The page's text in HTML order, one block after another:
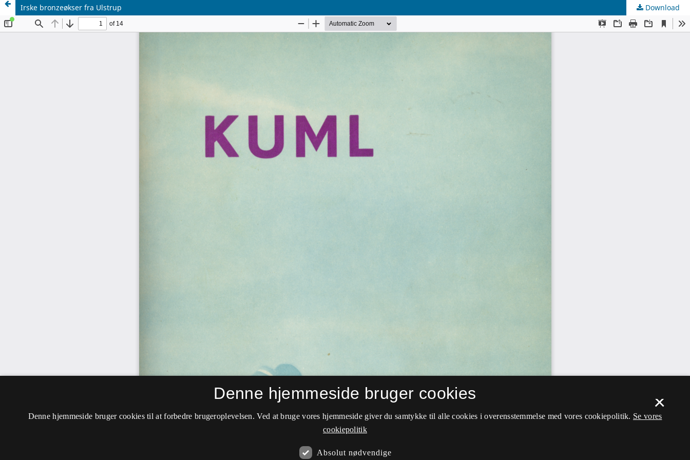
Irske bronzeøkser fra Ulstrup Download
×
Denne hjemmeside bruger cookies
Denne hjemmeside bruger cookies til at forbedre brugeroplevelsen. Ved at bruge vores hjemmeside giver du samtykke til alle cookies i overensstemmelse med vores cookiepolitik. Se vores
cookiepolitik
Absolut nødvendige